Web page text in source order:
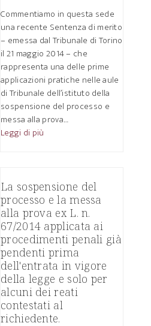
Commentiamo in questa sede
una recente Sentenza di merito
– emessa dal Tribunale di Torino
il 21 maggio 2014 – che
rappresenta una delle prime
applicazioni pratiche nelle aule
di Tribunale dell’istituto della
sospensione del processo e
messa alla prova…
Leggi di più
La sospensione del
processo e la messa
alla prova ex L. n.
67/2014 applicata ai
procedimenti penali già
pendenti prima
dell'entrata in vigore
della legge e solo per
alcuni dei reati
contestati al
richiedente.